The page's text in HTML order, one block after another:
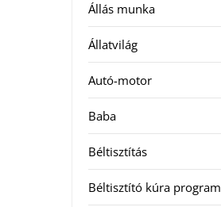
Állás munka
Állatvilág
Autó-motor
Baba
Béltisztítás
Béltisztító kúra program